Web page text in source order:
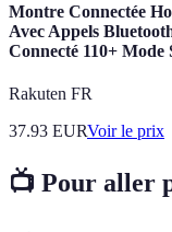
Montre Connectée
Avec Appels
Connecté 110+
Rakuten FR
37.93 EURVoir le prix
📺 Pour aller